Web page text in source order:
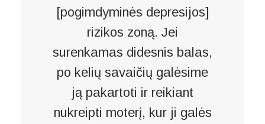
[pogimdyminės depresijos]
rizikos zoną. Jei
surenkamas didesnis balas,
po kelių savaičių galėsime
ją pakartoti ir reikiant
nukreipti moterį, kur ji galės